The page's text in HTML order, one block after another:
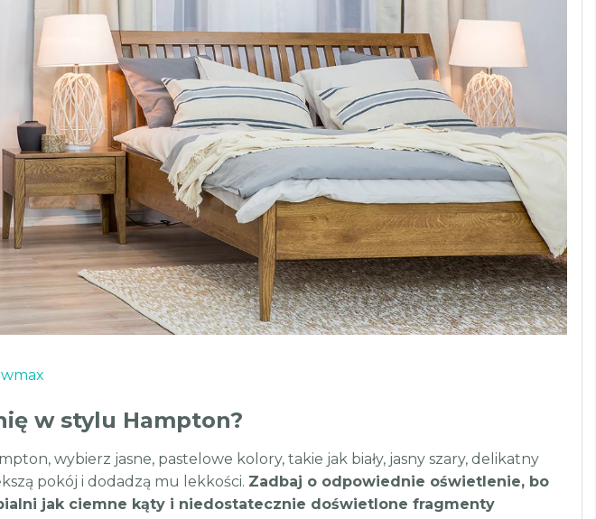
w stylu Hampton?
wybierz jasne, pastelowe kolory, takie jak biały, jasny szary, delikatny
pokój i dodadzą mu lekkości. Zadbaj o odpowiednie oświetlenie, bo
jak ciemne kąty i niedostatecznie doświetlone fragmenty